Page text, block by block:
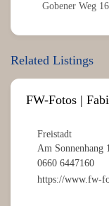
Gobener Weg
Related Listings
FW-Fotos |
Freistadt
Am Sonnenhang
0660 6447160
https://www.fw-